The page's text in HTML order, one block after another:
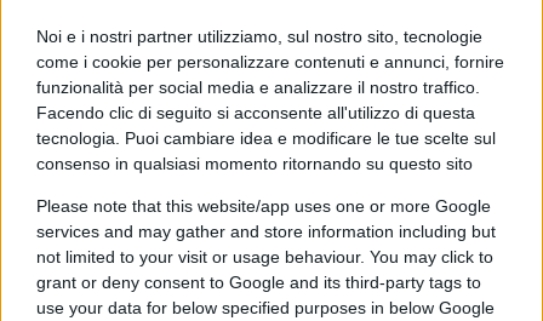
Noi e i nostri partner utilizziamo, sul nostro sito, tecnologie
come i cookie per personalizzare contenuti e annunci, fornire
funzionalità per social media e analizzare il nostro traffico.
Facendo clic di seguito si acconsente all'utilizzo di questa
tecnologia. Puoi cambiare idea e modificare le tue scelte sul
consenso in qualsiasi momento ritornando su questo sito
Please note that this website/app uses one or more Google
services and may gather and store information including but
not limited to your visit or usage behaviour. You may click to
grant or deny consent to Google and its third-party tags to
use your data for below specified purposes in below Google
FontanaArte,Driade,ReggianieILTI Luce.
Questa operazione, ci ha raccontato il suo fautore,
non solo comporta una semplificazione societaria,
ma “in realtà sottende l’obiettivo di dare al nostro
mondo del design un’organizzazione meno
imprenditoriale, da gestire quindi non con l’uomo
solo al comando ma attraverso tutta una serie di
aiuti e di supporti importanti, considerando che
siamo un gruppo privato e quindi nel medio